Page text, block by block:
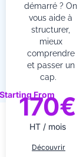
démarré ? On
vous aide à
structurer,
mieux
comprendre
et passer un
cap.
Starting From
170€
HT / mois
Découvrir